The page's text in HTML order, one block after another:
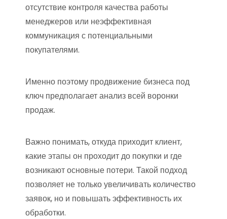
отсутствие контроля качества работы
менеджеров или неэффективная
коммуникация с потенциальными
покупателями.
Именно поэтому продвижение бизнеса под
ключ предполагает анализ всей воронки
продаж.
Важно понимать, откуда приходит клиент,
какие этапы он проходит до покупки и где
возникают основные потери. Такой подход
позволяет не только увеличивать количество
заявок, но и повышать эффективность их
обработки.